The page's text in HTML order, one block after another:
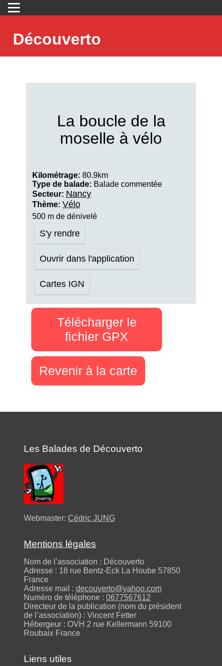
Découverto
La boucle de la
moselle à vélo
Kilométrage: 80.9km
Type de balade: Balade commentée
Secteur: Nancy
Thème: Vélo
500 m de dénivelé
S'y rendre
Ouvrir dans l'application
Cartes IGN
Télécharger le
fichier GPX
Revenir à la carte
Les Balades de Découverto
Webmaster: Cédric JUNG
Mentions légales
Nom de l’association : Découverto
Adresse : 18 rue Bentz-Eck La Hoube 57850
France
Adresse mail : decouverto@yahoo.com
Numéro de téléphone : 0677567612
Directeur de la publication (nom du président
de l’association) : Vincent Fetter
Hébergeur : OVH 2 rue Kellermann 59100
Roubaix France
Liens utiles